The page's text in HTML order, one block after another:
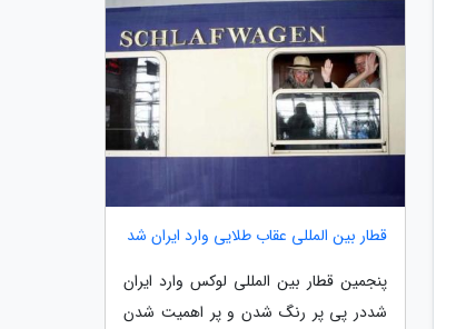
قطار بین المللی عقاب طلایی وارد ایران شد
پنجمین قطار بین المللی لوکس وارد ایران
شددر پی پر رنگ شدن و پر اهمیت شدن